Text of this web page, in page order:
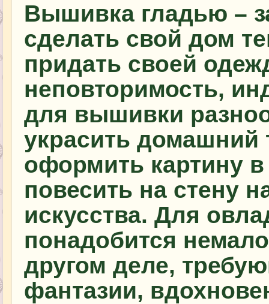
Вышивка гладью –
сделать свой дом
придать своей
неповторимость,
для вышивки
украсить домашний
оформить картину в
повесить на стену
искусства. Для
понадобится
другом деле,
фантазии,